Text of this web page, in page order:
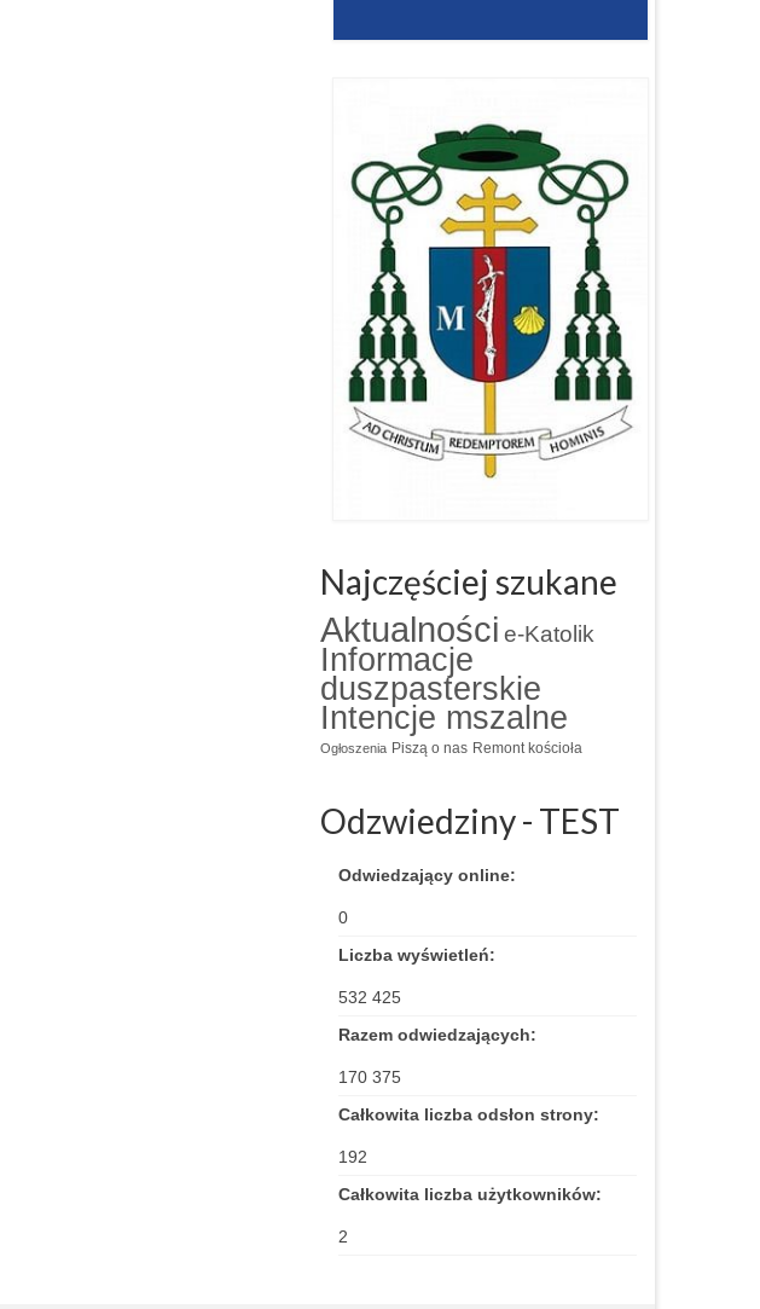
Najczęściej szukane
Aktualności e-Katolik
Informacje
duszpasterskie
Intencje mszalne
Ogłoszenia Piszą o nas Remont kościoła
Odzwiedziny - TEST
Odwiedzający online:
0
Liczba wyświetleń:
532 425
Razem odwiedzających:
170 375
Całkowita liczba odsłon strony:
192
Całkowita liczba użytkowników:
2